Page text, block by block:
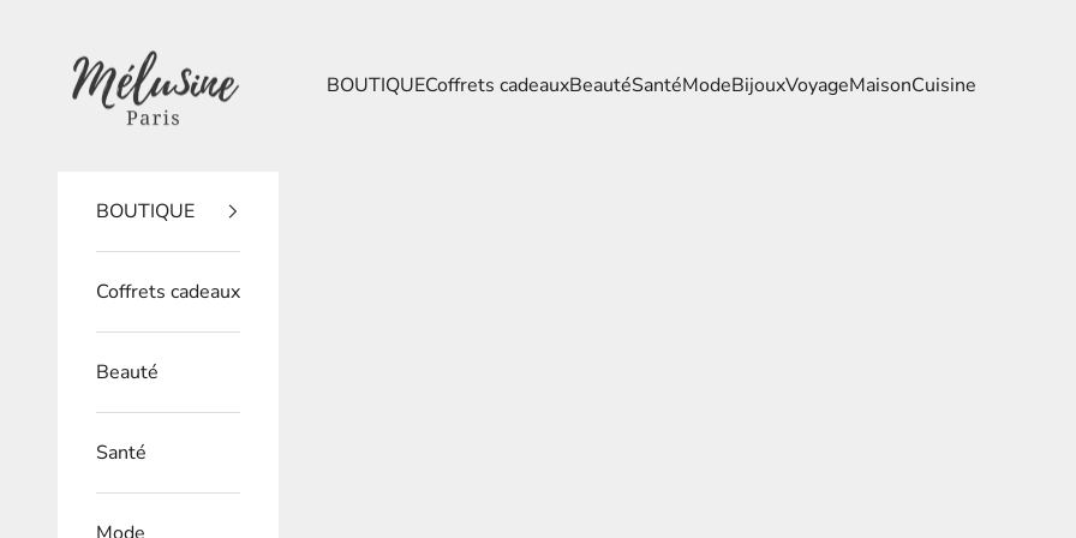
Mélusine Paris
BOUTIQUECoffrets cadeauxBeautéSantéModeBijouxVoyageMaisonCuisine
BOUTIQUE
Coffrets cadeaux
Beauté
Santé